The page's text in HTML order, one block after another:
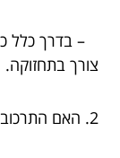
– בדרך כלל
צורך בתחזוקה.
2. האם התרכובות הכימיות במתכת מסוכנות לבריאות?